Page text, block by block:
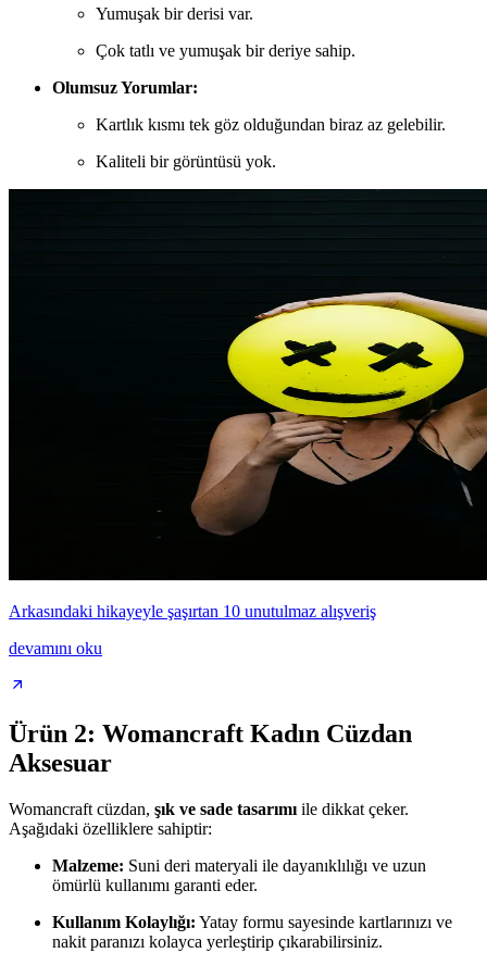
Yumuşak bir derisi var.
Çok tatlı ve yumuşak bir deriye sahip.
Olumsuz Yorumlar:
Kartlık kısmı tek göz olduğundan biraz az gelebilir.
Kaliteli bir görüntüsü yok.
Arkasındaki hikayeyle şaşırtan 10 unutulmaz alışveriş
devamını oku
Ürün 2: Womancraft Kadın Cüzdan
Aksesuar
Womancraft cüzdan, şık ve sade tasarımı ile dikkat çeker.
Aşağıdaki özelliklere sahiptir:
Malzeme: Suni deri materyali ile dayanıklılığı ve uzun
ömürlü kullanımı garanti eder.
Kullanım Kolaylığı: Yatay formu sayesinde kartlarınızı ve
nakit paranızı kolayca yerleştirip çıkarabilirsiniz.